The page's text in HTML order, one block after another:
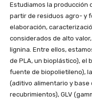
Estudiamos la producción
partir de residuos agro- y
elaboración,
considerados de alto
lignina. Entre ellos,
de PLA, un bioplástico), el
fuente de biopolietileno),
(aditivo alimentario y
recubrimientos), GLV